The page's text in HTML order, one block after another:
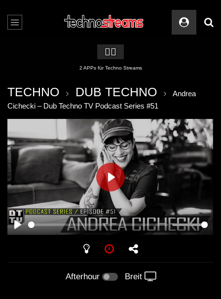
🏳️‍🌈
2 APPs für Techno Streams
TECHNO DUB TECHNO
Andrea
Cichecki – Dub Techno TV Podcast Series #51
PLAY
PLAY
Afterhour Breit